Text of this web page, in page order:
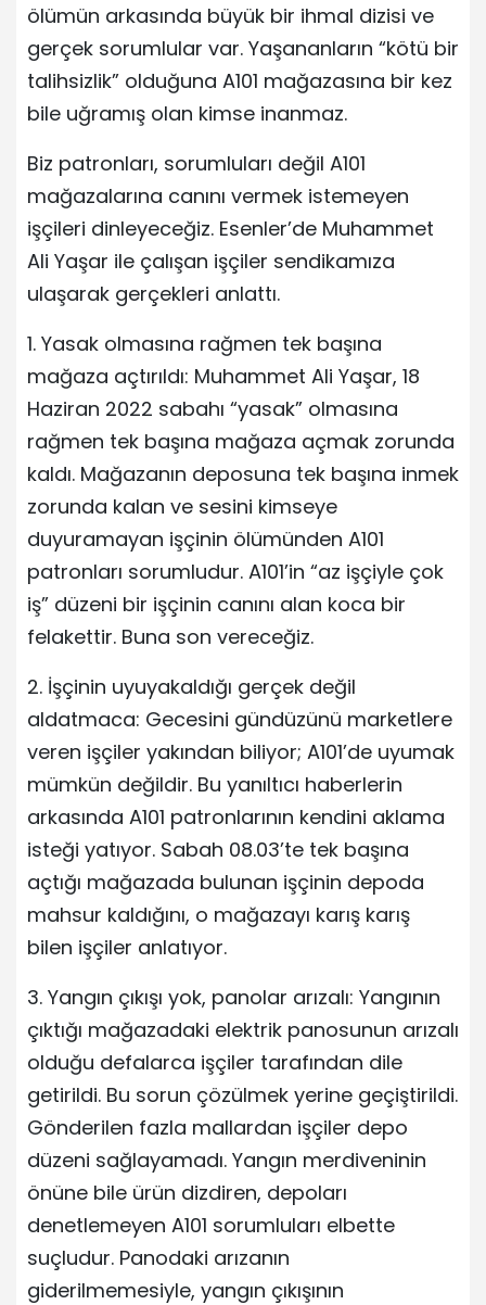
ölümün arkasında büyük bir ihmal dizisi ve
gerçek sorumlular var. Yaşananların “kötü bir
talihsizlik” olduğuna A101 mağazasına bir kez
bile uğramış olan kimse inanmaz.
Biz patronları, sorumluları değil A101
mağazalarına canını vermek istemeyen
işçileri dinleyeceğiz. Esenler’de Muhammet
Ali Yaşar ile çalışan işçiler sendikamıza
ulaşarak gerçekleri anlattı.
1. Yasak olmasına rağmen tek başına
mağaza açtırıldı: Muhammet Ali Yaşar, 18
Haziran 2022 sabahı “yasak” olmasına
rağmen tek başına mağaza açmak zorunda
kaldı. Mağazanın deposuna tek başına inmek
zorunda kalan ve sesini kimseye
duyuramayan işçinin ölümünden A101
patronları sorumludur. A101’in “az işçiyle çok
iş” düzeni bir işçinin canını alan koca bir
felakettir. Buna son vereceğiz.
2. İşçinin uyuyakaldığı gerçek değil
aldatmaca: Gecesini gündüzünü marketlere
veren işçiler yakından biliyor; A101’de uyumak
mümkün değildir. Bu yanıltıcı haberlerin
arkasında A101 patronlarının kendini aklama
isteği yatıyor. Sabah 08.03’te tek başına
açtığı mağazada bulunan işçinin depoda
mahsur kaldığını, o mağazayı karış karış
bilen işçiler anlatıyor.
3. Yangın çıkışı yok, panolar arızalı: Yangının
çıktığı mağazadaki elektrik panosunun arızalı
olduğu defalarca işçiler tarafından dile
getirildi. Bu sorun çözülmek yerine geçiştirildi.
Gönderilen fazla mallardan işçiler depo
düzeni sağlayamadı. Yangın merdiveninin
önüne bile ürün dizdiren, depoları
denetlemeyen A101 sorumluları elbette
suçludur. Panodaki arızanın
giderilmemesiyle, yangın çıkışının